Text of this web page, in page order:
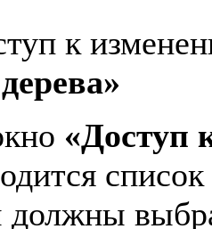
«Доступ